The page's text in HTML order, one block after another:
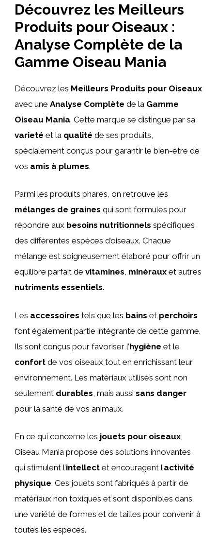
Découvrez les Meilleurs
Produits pour Oiseaux :
Analyse Complète de la
Gamme Oiseau Mania
Découvrez les Meilleurs Produits pour Oiseaux
avec une Analyse Complète de la Gamme
Oiseau Mania. Cette marque se distingue par sa
varieté et la qualité de ses produits,
spécialement conçus pour garantir le bien-être de
vos amis à plumes.
Parmi les produits phares, on retrouve les
mélanges de graines qui sont formulés pour
répondre aux besoins nutritionnels spécifiques
des différentes espèces d’oiseaux. Chaque
mélange est soigneusement élaboré pour offrir un
équilibre parfait de vitamines, minéraux et autres
nutriments essentiels.
Les accessoires tels que les bains et perchoirs
font également partie intégrante de cette gamme.
Ils sont conçus pour favoriser l’hygiène et le
confort de vos oiseaux tout en enrichissant leur
environnement. Les matériaux utilisés sont non
seulement durables , mais aussi sans danger
pour la santé de vos animaux.
En ce qui concerne les jouets pour oiseaux,
Oiseau Mania propose des solutions innovantes
qui stimulent l’intellect et encouragent l’activité
physique. Ces jouets sont fabriqués à partir de
matériaux non toxiques et sont disponibles dans
une variété de formes et de tailles pour convenir à
toutes les espèces.